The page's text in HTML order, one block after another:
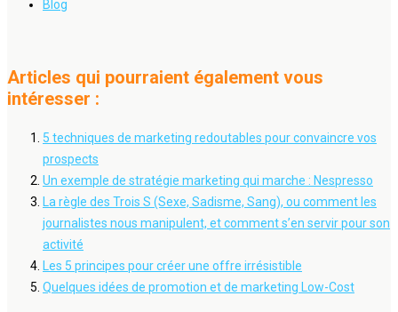
Blog
Articles qui pourraient également vous
intéresser :
5 techniques de marketing redoutables pour convaincre vos
prospects
Un exemple de stratégie marketing qui marche : Nespresso
La règle des Trois S (Sexe, Sadisme, Sang), ou comment les
journalistes nous manipulent, et comment s’en servir pour son
activité
Les 5 principes pour créer une offre irrésistible
Quelques idées de promotion et de marketing Low-Cost